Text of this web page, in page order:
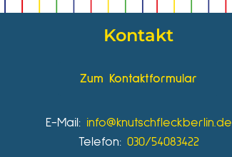
Kontakt
Zum Kontaktformular
E-Mail: info@knutschfleckberlin.de
Telefon: 030/54083422